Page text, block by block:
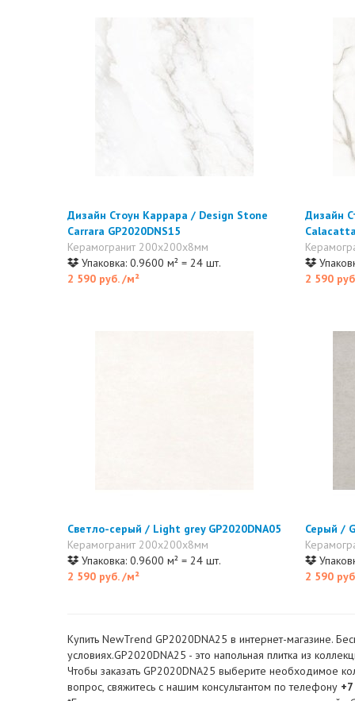
Дизайн Стоун Каррара / Design Stone
Carrara GP2020DNS15
Керамогранит 200x200x8мм
Упаковка: 0.9600 м² = 24 шт.
2 590 руб./м²
Дизайн
2 590
Светло-серый / Light grey GP2020DNA05
Керамогранит 200x200x8мм
Упаковка: 0.9600 м² = 24 шт.
2 590 руб./м²
Серый /
2 590
Купить NewTrend GP2020DNA25 в интернет-магазине.
условиях.GP2020DNA25 - это напольная плитка из
Чтобы заказать GP2020DNA25 выберите необходимое
вопрос, свяжитесь с нашим консультантом по телефону